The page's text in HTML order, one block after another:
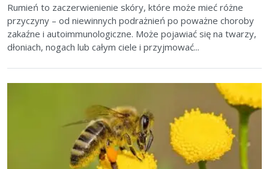
Rumień to zaczerwienienie skóry, które może mieć różne
przyczyny – od niewinnych podrażnień po poważne choroby
zakaźne i autoimmunologiczne. Może pojawiać się na twarzy,
dłoniach, nogach lub całym ciele i przyjmować...